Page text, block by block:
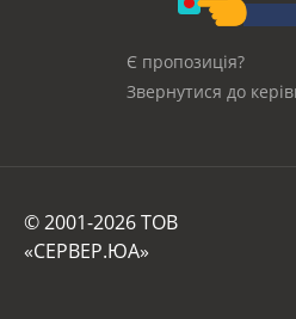
Є пропозиція?
Звернутися до
© 2001-2026 ТОВ
«СЕРВЕР.ЮА»